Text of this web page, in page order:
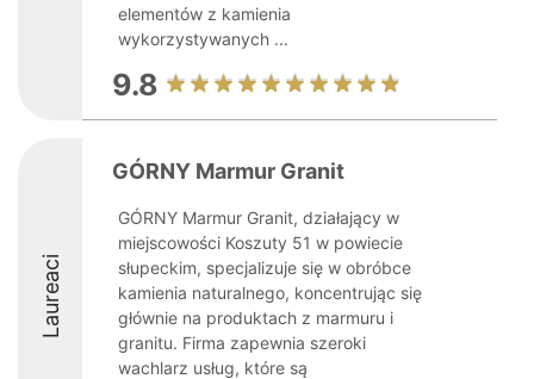
elementów z kamienia
wykorzystywanych ...
9.8
Laureaci
GÓRNY Marmur Granit
GÓRNY Marmur Granit, działający w
miejscowości Koszuty 51 w powiecie
słupeckim, specjalizuje się w obróbce
kamienia naturalnego, koncentrując się
głównie na produktach z marmuru i
granitu. Firma zapewnia szeroki
wachlarz usług, które są